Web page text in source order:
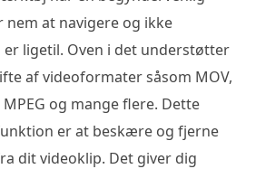
at navigere og ikke
ligetil. Oven i det understøtter
af videoformater såsom MOV,
MPEG og mange flere. Dette
er at beskære og fjerne
dit videoklip. Det giver dig